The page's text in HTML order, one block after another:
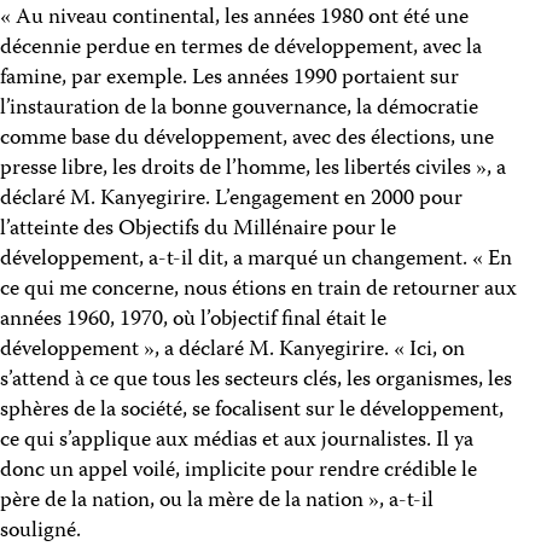
« Au niveau continental, les années 1980 ont été une
décennie perdue en termes de développement, avec la
famine, par exemple. Les années 1990 portaient sur
l’instauration de la bonne gouvernance, la démocratie
comme base du développement, avec des élections, une
presse libre, les droits de l’homme, les libertés civiles », a
déclaré M. Kanyegirire. L’engagement en 2000 pour
l’atteinte des Objectifs du Millénaire pour le
développement, a-t-il dit, a marqué un changement. « En
ce qui me concerne, nous étions en train de retourner aux
années 1960, 1970, où l’objectif final était le
développement », a déclaré M. Kanyegirire. « Ici, on
s’attend à ce que tous les secteurs clés, les organismes, les
sphères de la société, se focalisent sur le développement,
ce qui s’applique aux médias et aux journalistes. Il ya
donc un appel voilé, implicite pour rendre crédible le
père de la nation, ou la mère de la nation », a-t-il
souligné.